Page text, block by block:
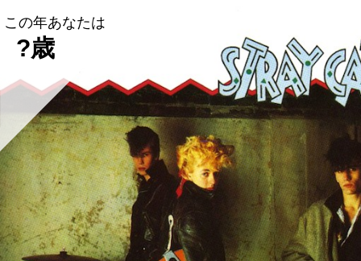
この年あなたは
?歳